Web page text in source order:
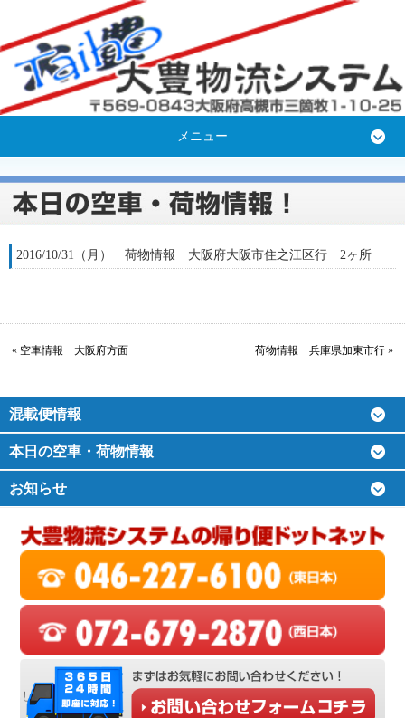
メニュー
2016/10/31（月） 荷物情報 大阪府大阪市住之江区行 2ヶ所
« 空車情報 大阪府方面 荷物情報 兵庫県加東市行 »
混載便情報
本日の空車・荷物情報
お知らせ